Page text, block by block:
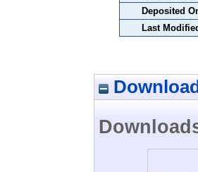
Deposited
Last